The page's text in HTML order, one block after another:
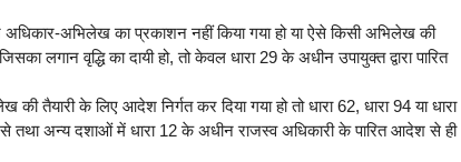
अधिकार-अभिलेख का प्रकाशन नहीं किया गया हो या ऐसे किसी अभिलेख की
लगान वृद्धि का दायी हो, तो केवल धारा 29 के अधीन उपायुक्त द्वारा पारित
तैयारी के लिए आदेश निर्गत कर दिया गया हो तो धारा 62, धारा 94 या धारा
तथा अन्य दशाओं में धारा 12 के अधीन राजस्व अधिकारी के पारित आदेश से ही